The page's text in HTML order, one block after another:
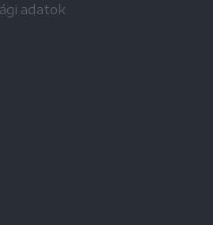
adatok